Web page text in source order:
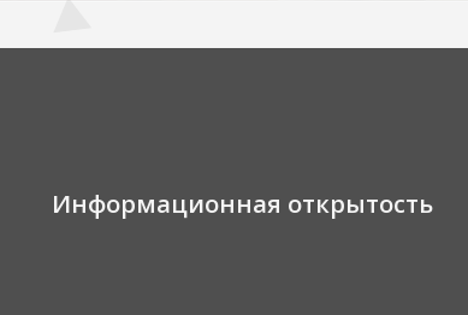
Информационная открытость